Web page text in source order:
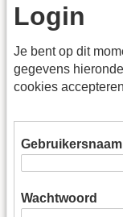
Login
Je bent op dit
gegevens
cookies
Gebruikersnaam
Wachtwoord